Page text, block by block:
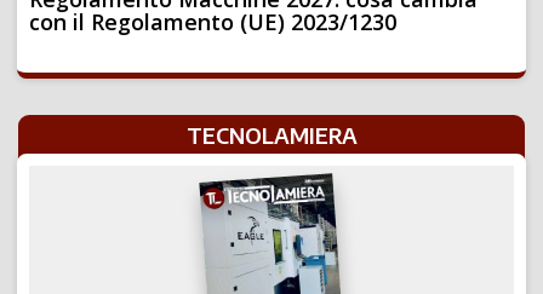
con il Regolamento (UE) 2023/1230
TECNOLAMIERA